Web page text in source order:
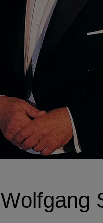
Wolfgang